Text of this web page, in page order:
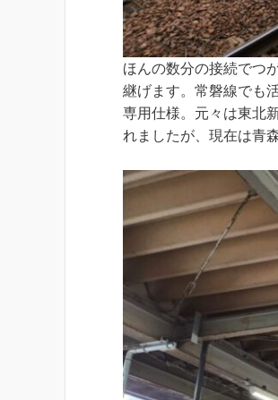
ほんの数分の接続でつ
継げます。常磐線でも
専用仕様。元々は東北
れましたが、現在は青